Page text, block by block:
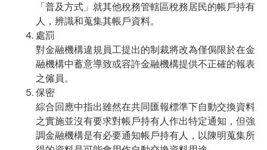
「普及方式」就其他稅務管轄區稅務居民的帳戶持有
人，辨識和蒐集其帳戶資料。
處罰
對金融機構違規員工提出的制裁將改為僅侷限於在金
融機構中蓄意導致或容許金融機構提供不正確的報表
之僱員。
保密
綜合回應中指出雖然在共同匯報標準下自動交換資料
之實施並沒有要求對帳戶持有人作出特定通知，但強
調金融機構是有必要通知帳戶持有人，以陳明蒐集所